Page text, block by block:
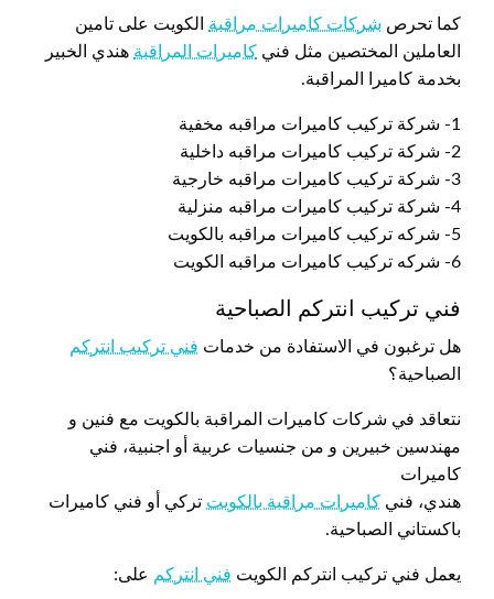
كما تحرص شركات كاميرات مراقبة الكويت على تامين
العاملين المختصين مثل فني كاميرات المراقبة هندي الخبير
بخدمة كاميرا المراقبة.
1- شركة تركيب كاميرات مراقبه مخفية
2- شركة تركيب كاميرات مراقبه داخلية
3- شركة تركيب كاميرات مراقبه خارجية
4- شركة تركيب كاميرات مراقبه منزلية
5- شركه تركيب كاميرات مراقبه بالكويت
6- شركه تركيب كاميرات مراقبه الكويت
فني تركيب انتركم الصباحية
هل ترغبون في الاستفادة من خدمات فني تركيب انتركم
الصباحية؟
نتعاقد في شركات كاميرات المراقبة بالكويت مع فنين و
مهندسين خبيرين و من جنسيات عربية أو اجنبية، فني
كاميرات
هندي، فني كاميرات مراقبة بالكويت تركي أو فني كاميرات
باكستاني الصباحية.
يعمل فني تركيب انتركم الكويت فني انتركم على: